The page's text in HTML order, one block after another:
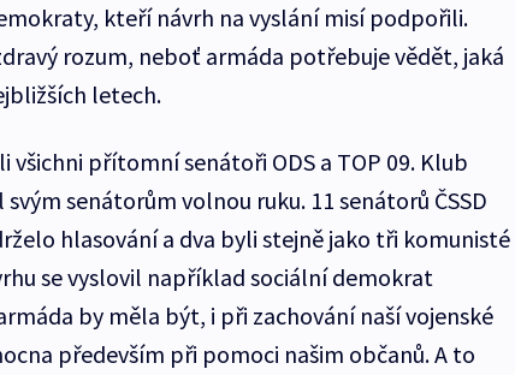
kteří návrh na vyslání misí podpořili.
rozum, neboť armáda potřebuje vědět, jaká
letech.
všichni přítomní senátoři ODS a TOP 09. Klub
senátorům volnou ruku. 11 senátorů ČSSD
hlasování a dva byli stejně jako tři komunisté
se vyslovil například sociální demokrat
by měla být, i při zachování naší vojenské
především při pomoci našim občanů. A to